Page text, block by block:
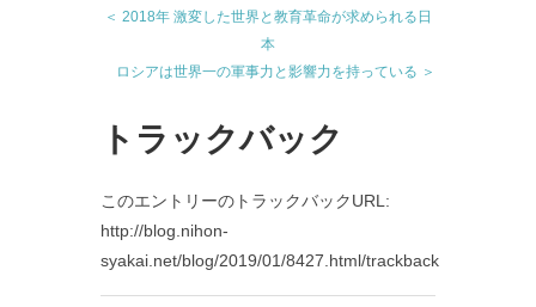
＜ 2018年 激変した世界と教育革命が求められる日
本
ロシアは世界一の軍事力と影響力を持っている ＞
トラックバック
このエントリーのトラックバックURL:
http://blog.nihon-
syakai.net/blog/2019/01/8427.html/trackback